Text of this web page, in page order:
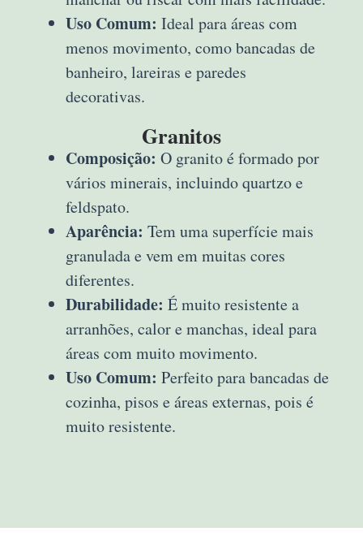
Uso Comum: Ideal para áreas com
menos movimento, como bancadas de
banheiro, lareiras e paredes
decorativas.
Granitos
Composição: O granito é formado por
vários minerais, incluindo quartzo e
feldspato.
Aparência: Tem uma superfície mais
granulada e vem em muitas cores
diferentes.
Durabilidade: É muito resistente a
arranhões, calor e manchas, ideal para
áreas com muito movimento.
Uso Comum: Perfeito para bancadas de
cozinha, pisos e áreas externas, pois é
muito resistente.